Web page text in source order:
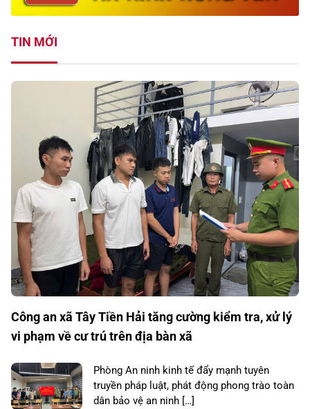
TIN MỚI
Công an xã Tây Tiền Hải tăng cường kiểm tra, xử lý
vi phạm về cư trú trên địa bàn xã
Phòng An ninh kinh tế đẩy mạnh tuyên
truyền pháp luật, phát động phong trào toàn
dân bảo vệ an ninh […]